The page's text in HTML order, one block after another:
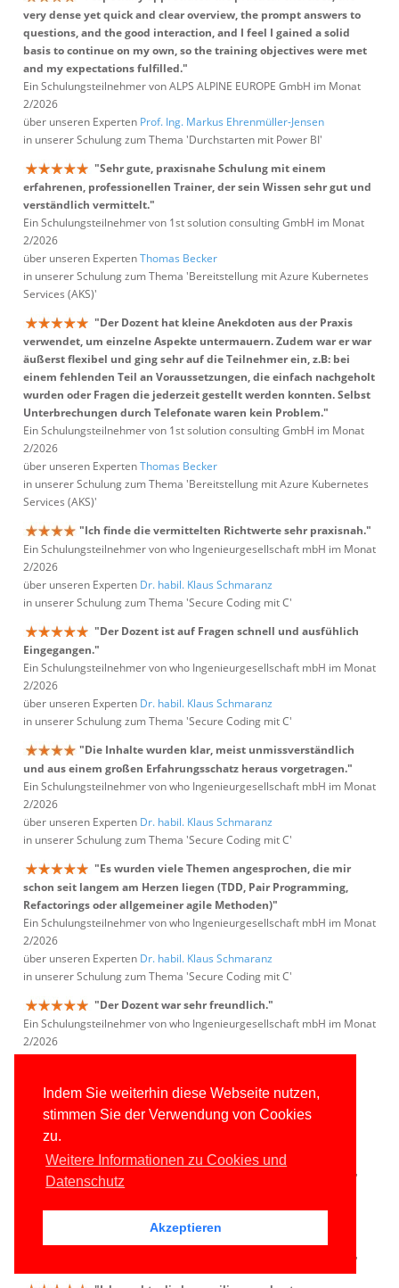
Indem Sie weiterhin diese Webseite nutzen,
stimmen Sie der Verwendung von Cookies
zu.
Weitere Informationen zu Cookies und
Datenschutz
Akzeptieren
very dense yet quick and clear overview, the prompt answers to
questions, and the good interaction, and I feel I gained a solid
basis to continue on my own, so the training objectives were met
and my expectations fulfilled."
Ein Schulungsteilnehmer von ALPS ALPINE EUROPE GmbH im Monat
2/2026
über unseren Experten Prof. Ing. Markus Ehrenmüller-Jensen
in unserer Schulung zum Thema 'Durchstarten mit Power BI'
"Sehr gute, praxisnahe Schulung mit einem
erfahrenen, professionellen Trainer, der sein Wissen sehr gut und
verständlich vermittelt."
Ein Schulungsteilnehmer von 1st solution consulting GmbH im Monat
2/2026
über unseren ExpertenThomas Becker
in unserer Schulung zum Thema 'Bereitstellung mit Azure Kubernetes
Services (AKS)'
"Der Dozent hat kleine Anekdoten aus der Praxis
verwendet, um einzelne Aspekte untermauern. Zudem war er war
äußerst flexibel und ging sehr auf die Teilnehmer ein, z.B: bei
einem fehlenden Teil an Voraussetzungen, die einfach nachgeholt
wurden oder Fragen die jederzeit gestellt werden konnten. Selbst
Unterbrechungen durch Telefonate waren kein Problem."
Ein Schulungsteilnehmer von 1st solution consulting GmbH im Monat
2/2026
über unseren ExpertenThomas Becker
in unserer Schulung zum Thema 'Bereitstellung mit Azure Kubernetes
Services (AKS)'
"Ich finde die vermittelten Richtwerte sehr praxisnah."
Ein Schulungsteilnehmer von who Ingenieurgesellschaft mbH im Monat
2/2026
über unseren Experten Dr. habil. Klaus Schmaranz
in unserer Schulung zum Thema 'Secure Coding mit C'
"Der Dozent ist auf Fragen schnell und ausfühlich
Eingegangen."
Ein Schulungsteilnehmer von who Ingenieurgesellschaft mbH im Monat
2/2026
über unseren Experten Dr. habil. Klaus Schmaranz
in unserer Schulung zum Thema 'Secure Coding mit C'
"Die Inhalte wurden klar, meist unmissverständlich
und aus einem großen Erfahrungsschatz heraus vorgetragen."
Ein Schulungsteilnehmer von who Ingenieurgesellschaft mbH im Monat
2/2026
über unseren Experten Dr. habil. Klaus Schmaranz
in unserer Schulung zum Thema 'Secure Coding mit C'
"Es wurden viele Themen angesprochen, die mir
schon seit langem am Herzen liegen (TDD, Pair Programming,
Refactorings oder allgemeiner agile Methoden)"
Ein Schulungsteilnehmer von who Ingenieurgesellschaft mbH im Monat
2/2026
über unseren Experten Dr. habil. Klaus Schmaranz
in unserer Schulung zum Thema 'Secure Coding mit C'
"Der Dozent war sehr freundlich."
Ein Schulungsteilnehmer von who Ingenieurgesellschaft mbH im Monat
2/2026
über unseren ExpertenDr. habil. Klaus Schmaranz
"Die Tiefe der Themen und die Vorstellung des
Dozenten gefielen mir sehr gut."
Ein Schulungsteilnehmer von Iteratec GmbH im Monat 2/2026
über unseren ExpertenGregor Biswanger
in unserer Schulung zum Thema 'ASP.NET Core WebAPI und Blazor'
Ein Schulungsteilnehmer von Iteratec GmbH im Monat 2/2026
über unseren ExpertenGregor Biswanger
in unserer Schulung zum Thema 'ASP.NET Core WebAPI und Blazor'